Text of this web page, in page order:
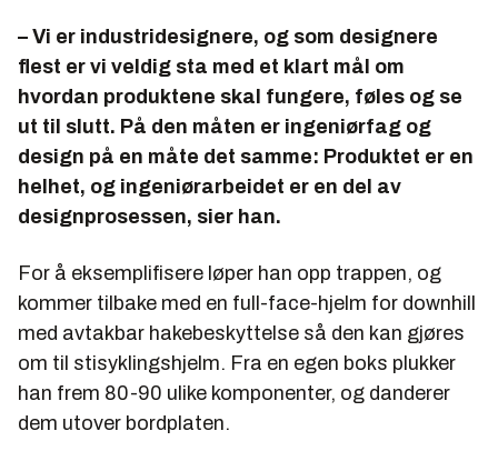
– Vi er industridesignere, og som designere
flest er vi veldig sta med et klart mål om
hvordan produktene skal fungere, føles og se
ut til slutt. På den måten er ingeniørfag og
design på en måte det samme: Produktet er en
helhet, og ingeniørarbeidet er en del av
designprosessen, sier han.
For å eksemplifisere løper han opp trappen, og
kommer tilbake med en full-face-hjelm for downhill
med avtakbar hakebeskyttelse så den kan gjøres
om til stisyklingshjelm. Fra en egen boks plukker
han frem 80-90 ulike komponenter, og danderer
dem utover bordplaten.